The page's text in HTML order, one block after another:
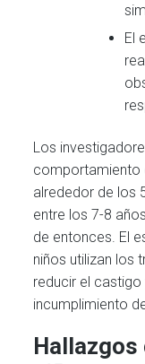
El
Los
comportamiento
alrededor de los
entre los 7-8
de entonces. El
niños utilizan los
reducir el castigo
incumplimiento
Hallazgos